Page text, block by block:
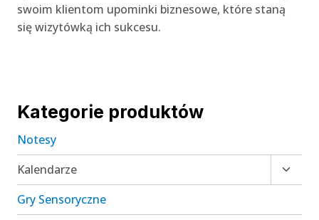
swoim klientom upominki biznesowe, które staną
się wizytówką ich sukcesu.
Kategorie produktów
Notesy
Kalendarze
menu
Gry Sensoryczne